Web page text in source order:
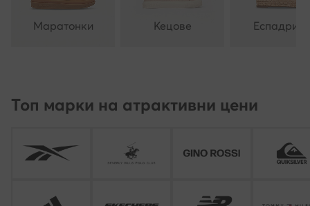
Маратонки Кецове Еспадрили
Топ марки на атрактивни цени